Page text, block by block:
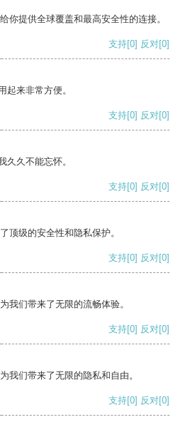
你提供全球覆盖和最高安全性的连接。
支持[0] 反对[0]
起来非常方便。
支持[0] 反对[0]
久久不能忘怀。
支持[0] 反对[0]
顶级的安全性和隐私保护。
支持[0] 反对[0]
我们带来了无限的流畅体验。
支持[0] 反对[0]
我们带来了无限的隐私和自由。
支持[0] 反对[0]